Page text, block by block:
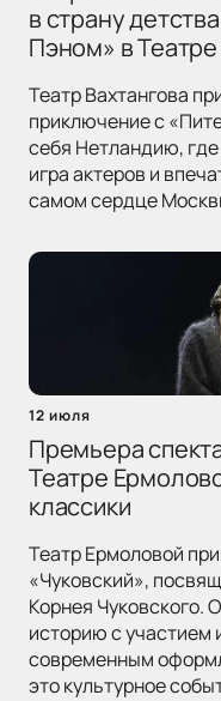
в страну
Пэном» в
Театр Вахтангова
приключение с
себя Нетландию,
игра актеров и
самом сердце
12 июля
Премьера
Театре
классики
Театр Ермоловой
«Чуковский»,
Корнея Чуковского.
историю с участием
современным
это культурное